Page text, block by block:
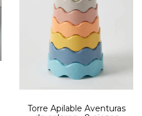
Torre Apilable Aventuras